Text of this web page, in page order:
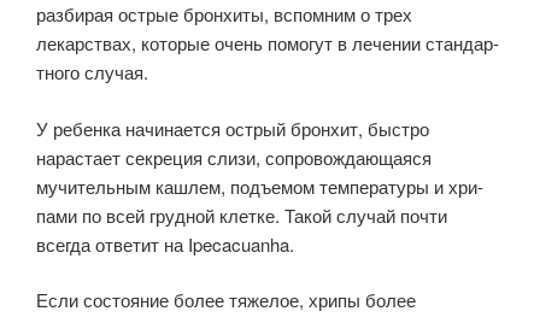
разбирая острые бронхи­ты, вспомним о трех
лекарствах, которые очень помогут в лечении стандар­
тного случая.
У ребенка начинается острый бронхит, быстро
нарастает секреция сли­зи, сопровождающаяся
мучительным кашлем, подъемом температуры и хри­
пами по всей грудной клетке. Такой случай почти
всегда ответит на Ipecacuanha.
Если состояние более тяжелое, хрипы более